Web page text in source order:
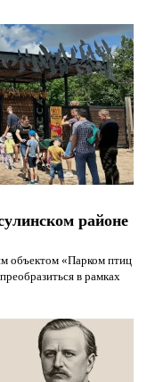
районе
объектом «Парком птиц
в рамках